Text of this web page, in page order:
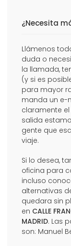
¿Necesita
Llámenos
duda o
la llamada,
(y si es
para mayor
manda un e-
claramente
salida
gente que
viaje.
Si lo desea,
oficina para
incluso
alternativas
quedara sin
en CALLE
MADRID. Las
son: Manuel